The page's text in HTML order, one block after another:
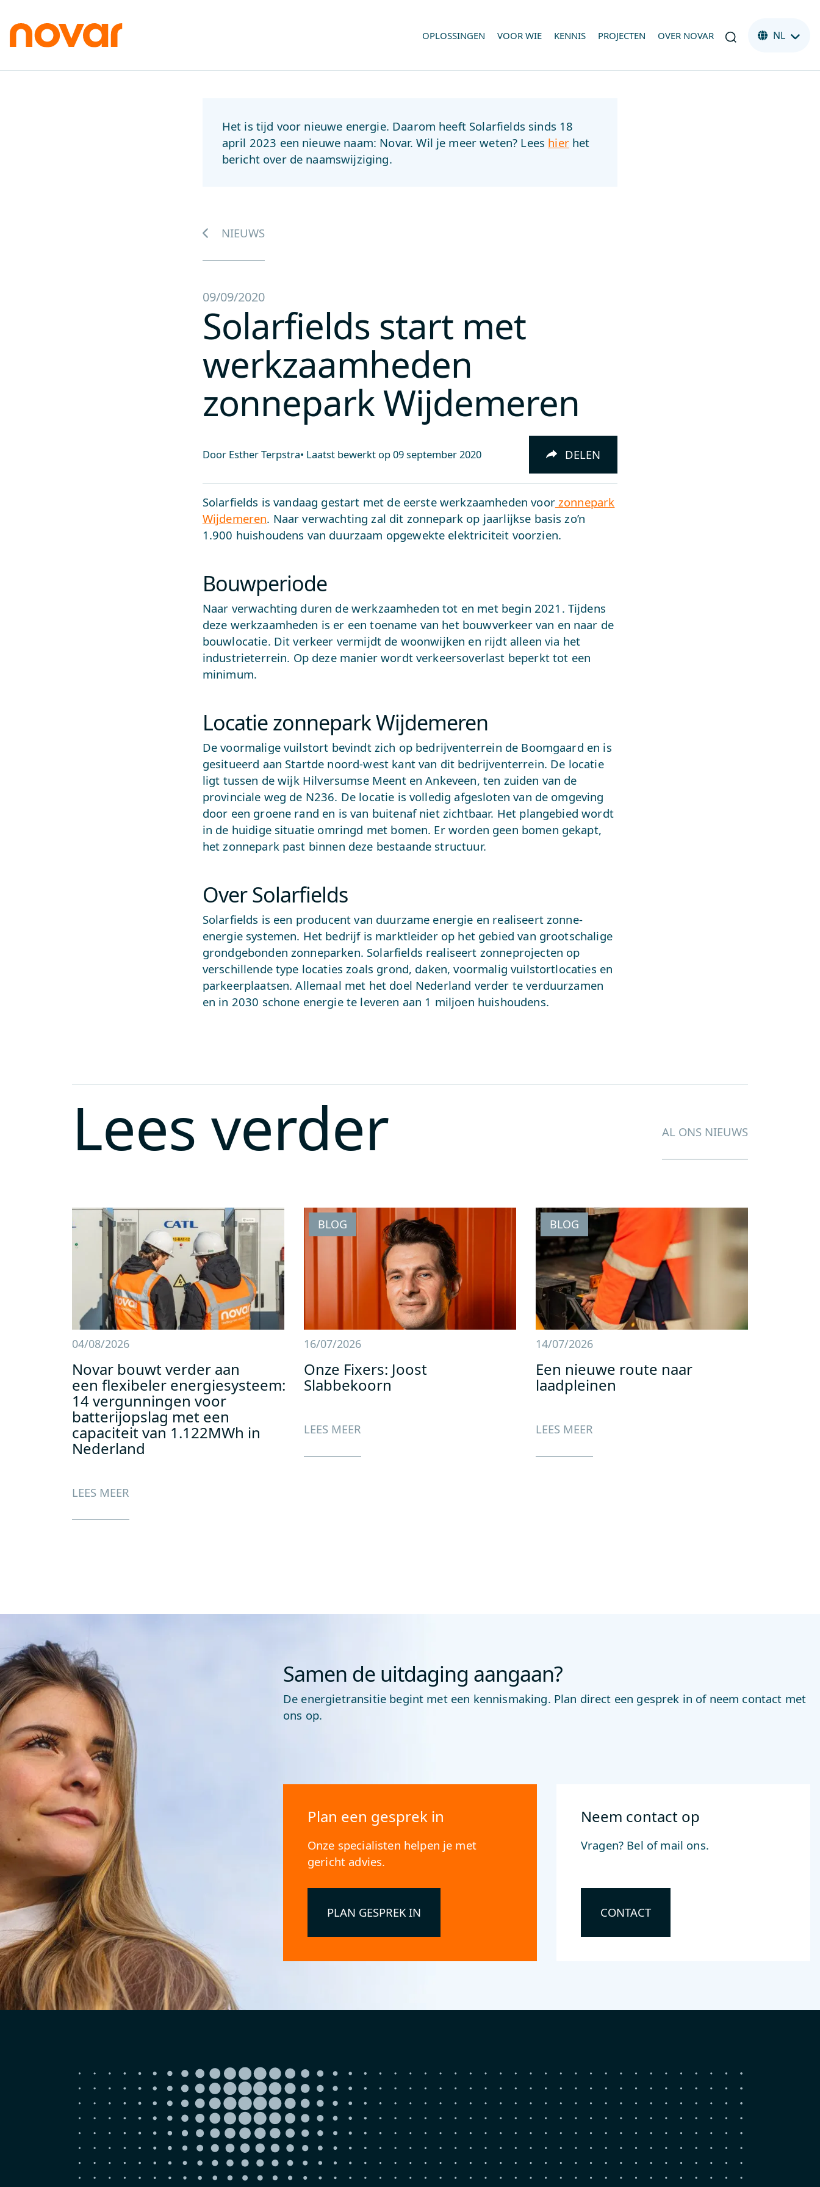
OPLOSSINGEN VOOR WIE KENNIS PROJECTEN OVER NOVAR NL
Het is tijd voor nieuwe energie. Daarom heeft Solarfields sinds 18
april 2023 een nieuwe naam: Novar. Wil je meer weten? Lees hierhet
bericht over de naamswijziging.
NIEUWS
09/09/2020
Solarfields start met
werkzaamheden
zonnepark Wijdemeren
Door Esther Terpstra• Laatst bewerkt op09 september 2020 DELEN
Solarfields is vandaag gestart met de eerste werkzaamheden voorzonnepark
Wijdemeren. Naar verwachting zal dit zonnepark op jaarlijkse basis zo’n
1.900 huishoudens van duurzaam opgewekte elektriciteit voorzien.
Bouwperiode
Naar verwachting duren de werkzaamheden tot en met begin 2021. Tijdens
deze werkzaamheden is er een toename van het bouwverkeer van en naar de
bouwlocatie. Dit verkeer vermijdt de woonwijken en rijdt alleen via het
industrieterrein. Op deze manier wordt verkeersoverlast beperkt tot een
minimum.
Locatie zonnepark Wijdemeren
De voormalige vuilstort bevindt zich op bedrijventerrein de Boomgaard en is
gesitueerd aan Startde noord-west kant van dit bedrijventerrein. De locatie
ligt tussen de wijk Hilversumse Meent en Ankeveen, ten zuiden van de
provinciale weg de N236. De locatie is volledig afgesloten van de omgeving
door een groene rand en is van buitenaf niet zichtbaar. Het plangebied wordt
in de huidige situatie omringd met bomen. Er worden geen bomen gekapt,
het zonnepark past binnen deze bestaande structuur.
Over Solarfields
Solarfields is een producent van duurzame energie en realiseert zonne-
energie systemen. Het bedrijf is marktleider op het gebied van grootschalige
grondgebonden zonneparken. Solarfields realiseert zonneprojecten op
verschillende type locaties zoals grond, daken, voormalig vuilstortlocaties en
parkeerplaatsen. Allemaal met het doel Nederland verder te verduurzamen
en in 2030 schone energie te leveren aan 1 miljoen huishoudens.
Lees verder AL ONS NIEUWS
04/08/2026
Novar bouwt verder aan
een flexibeler energiesysteem:
14 vergunningen voor
batterijopslag met een
capaciteit van 1.122MWh in
Nederland
LEES MEER
BLOG
16/07/2026
Onze Fixers: Joost
Slabbekoorn
LEES MEER
BLOG
14/07/2026
Een nieuwe route naar
laadpleinen
LEES MEER
Samen de uitdaging aangaan?
De energietransitie begint met een kennismaking. Plan direct een gesprek in of neem contact met
ons op.
Plan een gesprek in
Onze specialisten helpen je met
gericht advies.
PLAN GESPREK IN
Neem contact op
Vragen? Bel of mail ons.
CONTACT